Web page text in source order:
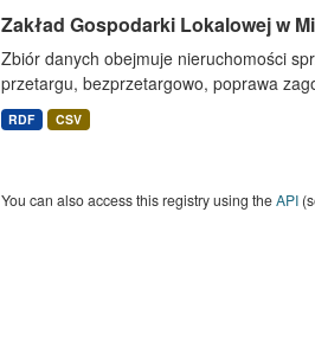
Zakład Gospodarki Lokalowej w
Zbiór danych obejmuje nieruchomości
przetargu, bezprzetargowo, poprawa
RDF CSV
You can also access this registry using theAPI